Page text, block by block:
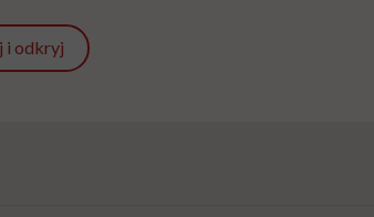
i odkryj